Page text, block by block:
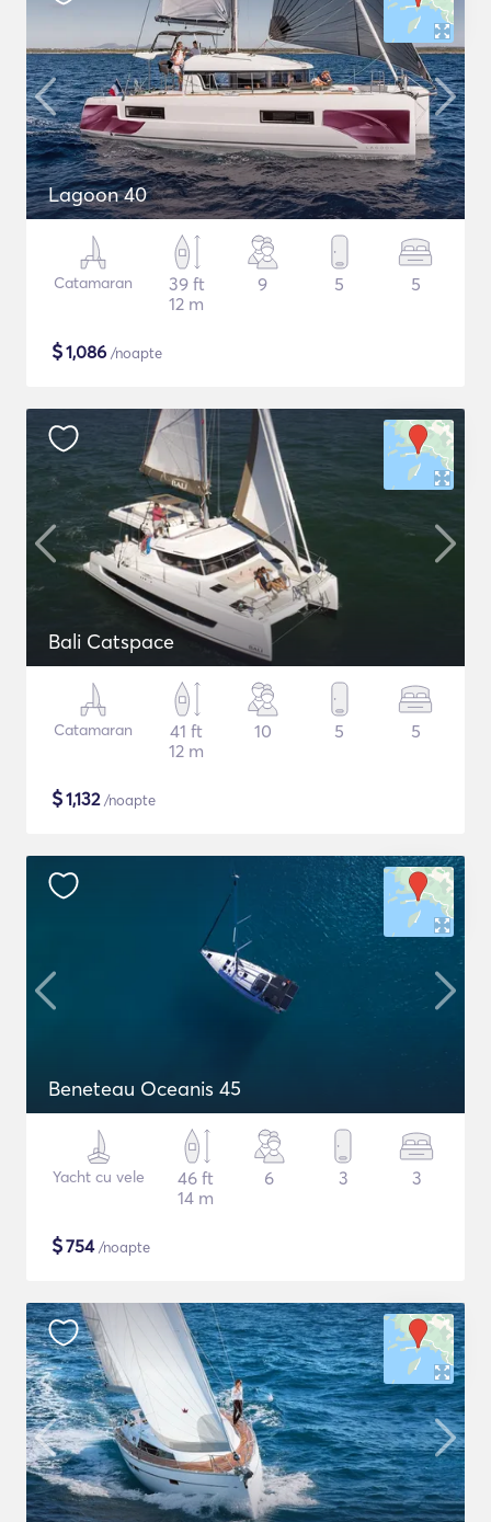
Lagoon 40
Catamaran
39 ft
12 m
9 5 5
$1,086 /noapte
Bali Catspace
Catamaran
41 ft
12 m
10 5 5
$1,132/noapte
Beneteau Oceanis 45
Yacht cu vele
46 ft
14 m
6 3 3
$754/noapte